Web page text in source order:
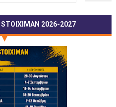
STOIXIMAN 2026-2027